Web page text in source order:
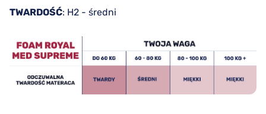
TWARDOŚĆ: H2 - średni